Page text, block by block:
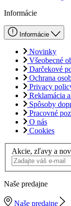
Informácie
Informácie
Novinky
Všeobecné
Darčekové
Ochrana
Privacy
Reklamácia
Spôsoby
Pracovné
O nás
Cookies
Akcie, zľavy a
Naše predajne
Naše predajne